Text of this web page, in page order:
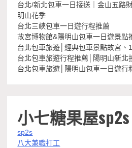
台北/新北包車一日接送｜金山五路
明山花季
台北三峽包車一日遊行程推薦
故宮博物館&陽明山包車一日遊景點
台北包車旅遊│經典包車景點故宮、
台北包車旅遊行程推薦│陽明山新北
台北包車旅遊│陽明山包車一日遊行
小七糖果屋sp2s
sp2s
八大兼職打工